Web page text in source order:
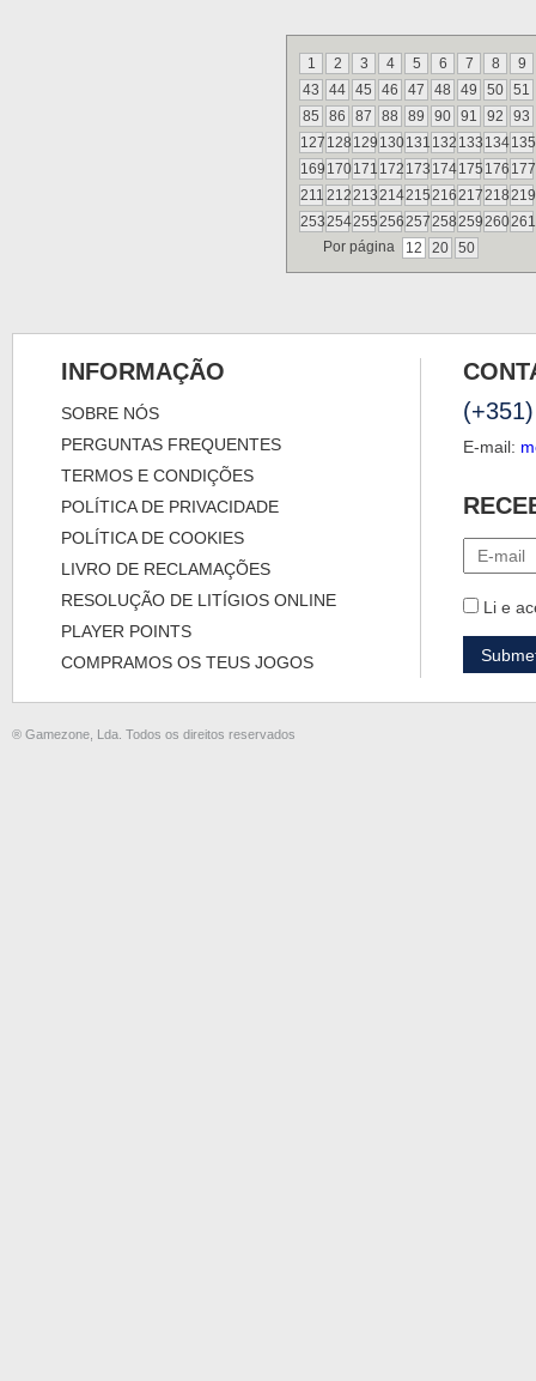
1 2 3 4 5 6 7 8
9
43
44 45 46 47 48 49 50 51
85
86 87 88 89 90 91 92
93
127 128 129 130131 132 133 134135
169 170171 172 173 174175 176 177
211 212213214215216217218219
253254255256257258259260261
Por página
12 20 50
INFORMAÇÃO
SOBRE NÓS
PERGUNTAS FREQUENTES
TERMOS E CONDIÇÕES
POLÍTICA DE PRIVACIDADE
POLÍTICA DE COOKIES
LIVRO DE RECLAMAÇÕES
RESOLUÇÃO DE LITÍGIOS ONLINE
PLAYER POINTS
COMPRAMOS OS TEUS JOGOS
E-mail:
Li e
® Gamezone, Lda. Todos os direitos reservados